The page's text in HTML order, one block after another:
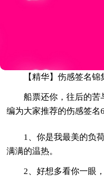
【精华】伤感签名锦
船票还你，往后的苦
编为大家推荐的伤感签名
1、你是我最美的负
满满的温热。
2、好想多看你一眼